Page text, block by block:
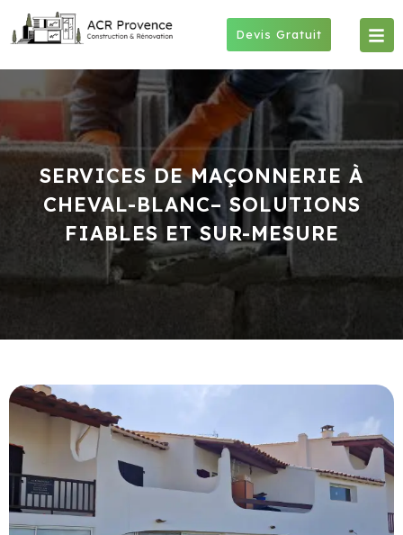
Devis Gratuit
SERVICES DE MAÇONNERIE À
CHEVAL-BLANC– SOLUTIONS
FIABLES ET SUR-MESURE